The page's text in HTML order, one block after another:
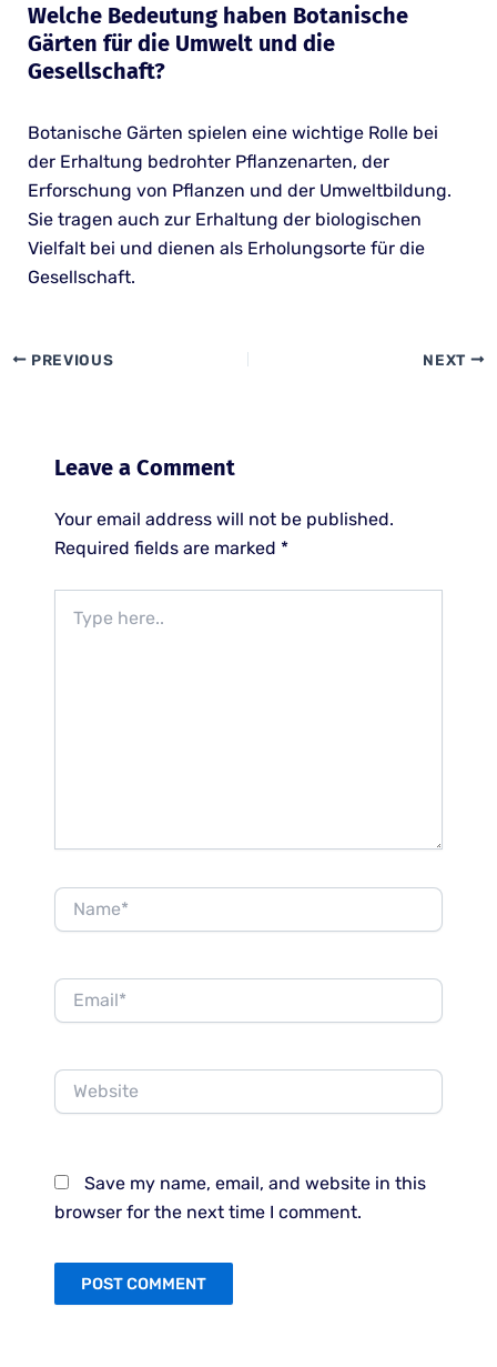
Welche Bedeutung haben Botanische
Gärten für die Umwelt und die
Gesellschaft?
Botanische Gärten spielen eine wichtige Rolle bei
der Erhaltung bedrohter Pflanzenarten, der
Erforschung von Pflanzen und der Umweltbildung.
Sie tragen auch zur Erhaltung der biologischen
Vielfalt bei und dienen als Erholungsorte für die
Gesellschaft.
PREVIOUS NEXT
Leave a Comment
Your email address will not be published.
Required fields are marked *
here..
Name*
Email*
Website
Save my name, email, and website in this
browser for the next time I comment.